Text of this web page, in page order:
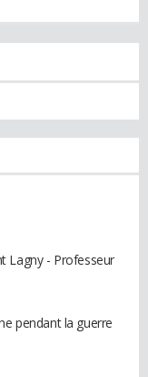
Lagny - Professeur
pendant la guerre